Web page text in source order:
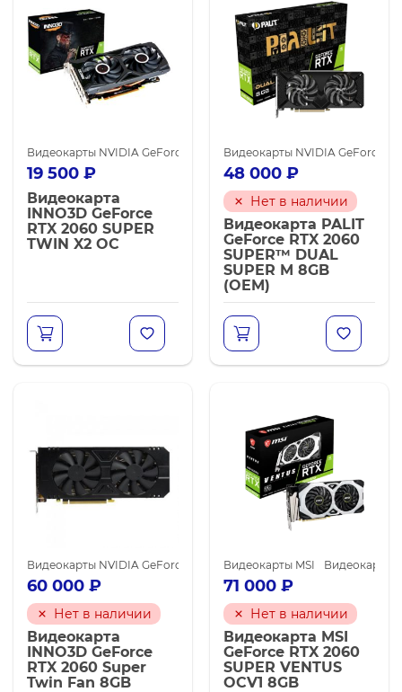
Видеокарты NVIDIA GeForce RTX 2060 SUPER Видеокарты
19 500 ₽
Видеокарта
INNO3D GeForce
RTX 2060 SUPER
TWIN X2 OC
Видеокарты NVIDIA GeForce
48 000 ₽
Нет в наличии
Видеокарта PALIT
GeForce RTX 2060
SUPER™ DUAL
SUPER M 8GB
(OEM)
Видеокарты NVIDIA GeForce RTX 2060 SUPER Видеокарты
60 000 ₽
Нет в наличии
Видеокарта
INNO3D GeForce
RTX 2060 Super
Twin Fan 8GB
Видеокарты MSI Видеокарты
71 000 ₽
Нет в наличии
Видеокарта MSI
GeForce RTX 2060
SUPER VENTUS
OCV1 8GB